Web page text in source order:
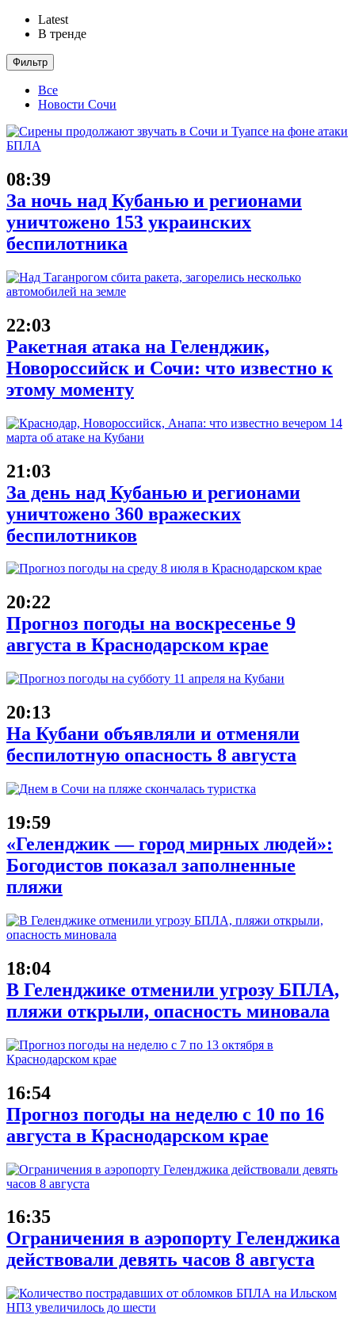
Latest
В тренде
Фильтр
Все
Новости Сочи
08:39
За ночь над Кубанью и регионами
уничтожено 153 украинских
беспилотника
22:03
Ракетная атака на Геленджик,
Новороссийск и Сочи: что известно к
этому моменту
21:03
За день над Кубанью и регионами
уничтожено 360 вражеских
беспилотников
20:22
Прогноз погоды на воскресенье 9
августа в Краснодарском крае
20:13
На Кубани объявляли и отменяли
беспилотную опасность 8 августа
19:59
«Геленджик — город мирных людей»:
Богодистов показал заполненные
пляжи
18:04
В Геленджике отменили угрозу БПЛА,
пляжи открыли, опасность миновала
16:54
Прогноз погоды на неделю с 10 по 16
августа в Краснодарском крае
16:35
Ограничения в аэропорту Геленджика
действовали девять часов 8 августа